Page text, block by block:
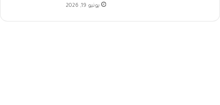
يونيو 19, 2026